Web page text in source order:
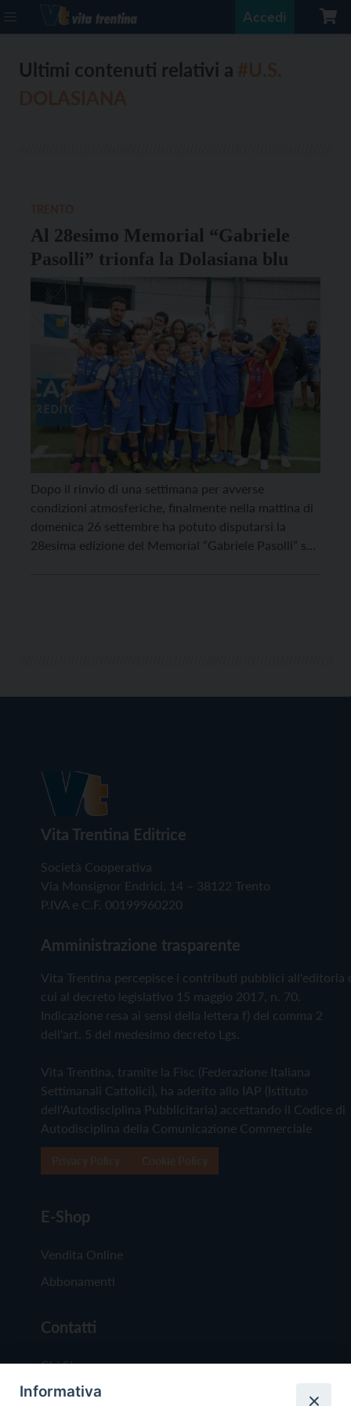
Accedi
Ultimi contenuti relativi a
Al 28esimo Memorial “Gabriele
Pasolli” trionfa la Dolasiana blu
Dopo il rinvio di una settimana per avverse
condizioni atmosferiche, finalmente nella mattina di
domenica 26 settembre ha potuto disputarsi la
28esima edizione del Memorial “Gabriele Pasolli” sul
Vita Trentina Editrice
Società Cooperativa
Via Monsignor Endrici, 14 – 38122 Trento
P.IVA e C.F. 00199960220
Amministrazione trasparente
Vita Trentina percepisce i contributi pubblici all'editoria
cui al decreto legislativo 15 maggio 2017, n. 70.
Indicazione resa ai sensi della lettera f) del comma 2
dell'art. 5 del medesimo decreto Lgs.
Vita Trentina, tramite la Fisc (Federazione Italiana
Settimanali Cattolici), ha aderito allo IAP (Istituto
dell'Autodisciplina Pubblicitaria) accettando il Codice di
Autodisciplina della Comunicazione Commerciale
E-Shop
Vendita Online
Abbonamenti
Contatti
Chi Siamo
Redazione
Informativa